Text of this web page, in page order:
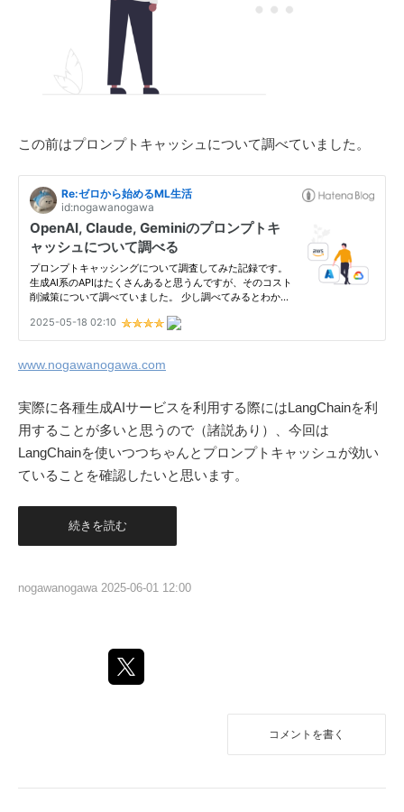
この前はプロンプトキャッシュについて調べていました。
www.nogawanogawa.com
実際に各種生成AIサービスを利用する際にはLangChainを利
用することが多いと思うので（諸説あり）、今回は
LangChainを使いつつちゃんとプロンプトキャッシュが効い
ていることを確認したいと思います。
続きを読む
nogawanogawa 2025-06-01 12:00
コメントを書く